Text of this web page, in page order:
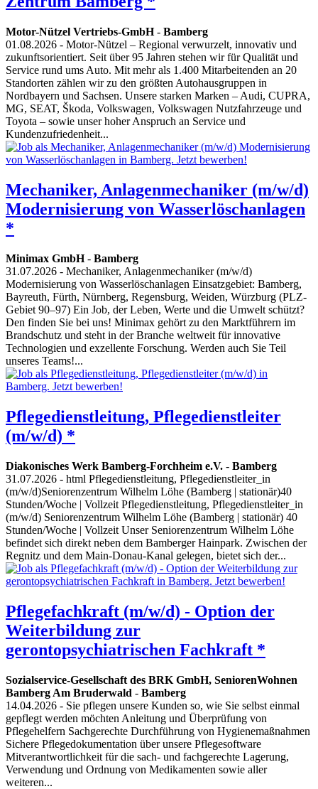
Motor-Nützel Vertriebs-GmbH- Bamberg
01.08.2026 - Motor-Nützel – Regional verwurzelt, innovativ und
zukunftsorientiert. Seit über 95 Jahren stehen wir für Qualität und
Service rund ums Auto. Mit mehr als 1.400 Mitarbeitenden an 20
Standorten zählen wir zu den größten Autohausgruppen in
Nordbayern und Sachsen. Unsere starken Marken – Audi, CUPRA,
MG, SEAT, Škoda, Volkswagen, Volkswagen Nutzfahrzeuge und
Toyota – sowie unser hoher Anspruch an Service und
Kundenzufriedenheit...
Mechaniker, Anlagenmechaniker (m/w/d)
Modernisierung von Wasserlöschanlagen
*
Minimax GmbH- Bamberg
31.07.2026 - Mechaniker, Anlagenmechaniker (m/w/d)
Modernisierung von Wasserlöschanlagen Einsatzgebiet: Bamberg,
Bayreuth, Fürth, Nürnberg, Regensburg, Weiden, Würzburg (PLZ-
Gebiet 90–97) Ein Job, der Leben, Werte und die Umwelt schützt?
Den finden Sie bei uns! Minimax gehört zu den Marktführern im
Brandschutz und steht in der Branche weltweit für innovative
Technologien und exzellente Forschung. Werden auch Sie Teil
unseres Teams!...
Pflegedienstleitung, Pflegedienstleiter
(m/w/d) *
Diakonisches Werk Bamberg-Forchheim e.V. - Bamberg
31.07.2026 - html Pflegedienstleitung, Pflegedienstleiter_in
(m/w/d)Seniorenzentrum Wilhelm Löhe (Bamberg | stationär)40
Stunden/Woche | Vollzeit Pflegedienstleitung, Pflegedienstleiter_in
(m/w/d) Seniorenzentrum Wilhelm Löhe (Bamberg | stationär) 40
Stunden/Woche | Vollzeit Unser Seniorenzentrum Wilhelm Löhe
befindet sich direkt neben dem Bamberger Hainpark. Zwischen der
Regnitz und dem Main-Donau-Kanal gelegen, bietet sich der...
Pflegefachkraft (m/w/d) - Option der
Weiterbildung zur
gerontopsychiatrischen Fachkraft *
Sozialservice-Gesellschaft des BRK GmbH, SeniorenWohnen
Bamberg Am Bruderwald - Bamberg
14.04.2026 - Sie pflegen unsere Kunden so, wie Sie selbst einmal
gepflegt werden möchten Anleitung und Überprüfung von
Pflegehelfern Sachgerechte Durchführung von Hygienemaßnahmen
Sichere Pflegedokumentation über unsere Pflegesoftware
Mitverantwortlichkeit für die sach- und fachgerechte Lagerung,
Verwendung und Ordnung von Medikamenten sowie aller
weiteren...